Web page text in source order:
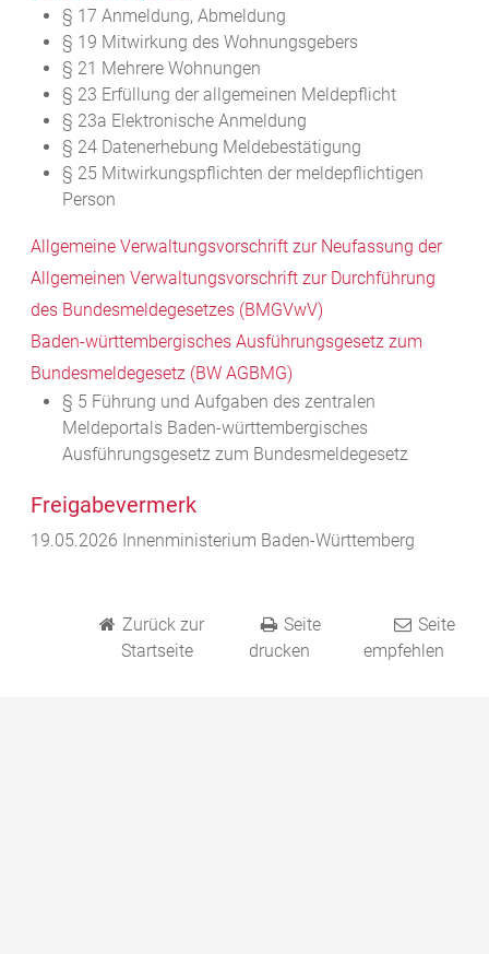
§ 17 Anmeldung, Abmeldung
§ 19 Mitwirkung des Wohnungsgebers
§ 21 Mehrere Wohnungen
§ 23 Erfüllung der allgemeinen Meldepflicht
§ 23a Elektronische Anmeldung
§ 24 Datenerhebung Meldebestätigung
§ 25 Mitwirkungspflichten der meldepflichtigen
Person
Allgemeine Verwaltungsvorschrift zur Neufassung der
Allgemeinen Verwaltungsvorschrift zur Durchführung
des Bundesmeldegesetzes (BMGVwV)
Baden-württembergisches Ausführungsgesetz zum
Bundesmeldegesetz (BW AGBMG)
§ 5 Führung und Aufgaben des zentralen
Meldeportals Baden-württembergisches
Ausführungsgesetz zum Bundesmeldegesetz
Freigabevermerk
19.05.2026 Innenministerium Baden-Württemberg
Zurück zur
Startseite
Seite
drucken
Seite
empfehlen